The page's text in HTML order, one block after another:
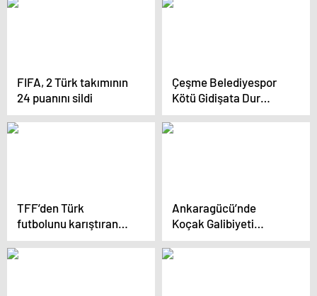
FIFA, 2 Türk takımının
24 puanını sildi
Çeşme Belediyespor
Kötü Gidişata Dur
Diyemedi, Onur Emre
Yaldız Kadro Dışı
TFF’den Türk
futbolunu karıştıran
pozisyon için açıklama
geldi
Ankaragücü’nde
Koçak Galibiyeti
Değerlendirdi